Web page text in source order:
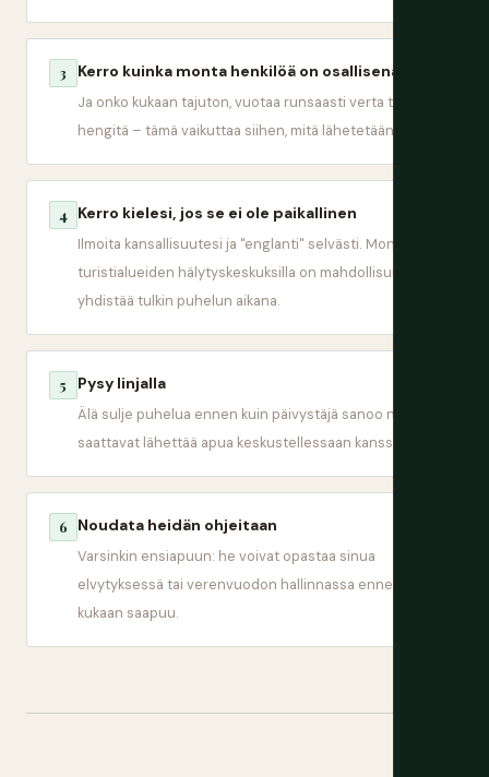
3 Kerro kuinka monta henkilöä on osallisena
Ja onko kukaan tajuton, vuotaa runsaasti verta tai ei
hengitä – tämä vaikuttaa siihen, mitä lähetetään.
4 Kerro kielesi, jos se ei ole paikallinen
Ilmoita kansallisuutesi ja "englanti" selvästi. Monilla
turistialueiden hälytyskeskuksilla on mahdollisuus
yhdistää tulkin puhelun aikana.
5 Pysy linjalla
Älä sulje puhelua ennen kuin päivystäjä sanoo niin. He
saattavat lähettää apua keskustellessaan kanssasi.
6 Noudata heidän ohjeitaan
Varsinkin ensiapuun: he voivat opastaa sinua
elvytyksessä tai verenvuodon hallinnassa ennen kuin
kukaan saapuu.